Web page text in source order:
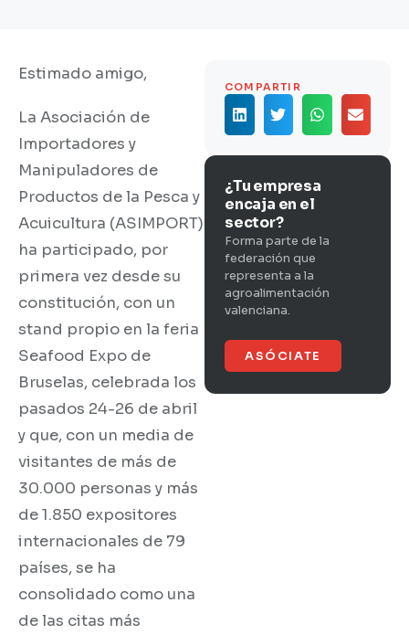
Estimado amigo,
La Asociación de
Importadores y
Manipuladores de
Productos de la Pesca y
Acuicultura (ASIMPORT)
ha participado, por
primera vez desde su
constitución, con un
stand propio en la feria
Seafood Expo de
Bruselas, celebrada los
pasados 24-26 de abril
y que, con un media de
visitantes de más de
30.000 personas y más
de 1.850 expositores
internacionales de 79
países, se ha
consolidado como una
de las citas más
COMPARTIR
¿Tu empresa
encaja en el
sector?
Forma parte de la
federación que
representa a la
agroalimentación
valenciana.
ASÓCIATE